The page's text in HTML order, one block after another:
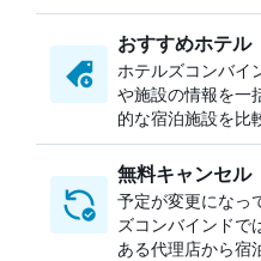
おすすめホテル
ホテルズコンバイ
や施設の情報を一
的な宿泊施設を比
無料キャンセル
予定が変更になっ
ズコンバインドで
ある代理店から宿